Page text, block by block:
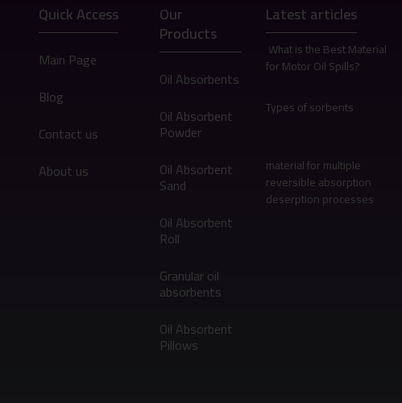
Quick Access
Main Page
Blog
Contact us
About us
Our
Products
Oil Absorbents
Oil Absorbent
Powder
Oil Absorbent
Sand
Oil Absorbent
Roll
Granular oil
absorbents
Oil Absorbent
Pillows
Latest articles
What is the Best Material
for Motor Oil Spills?
Types of sorbents
material for multiple
reversible absorption
deserption processes